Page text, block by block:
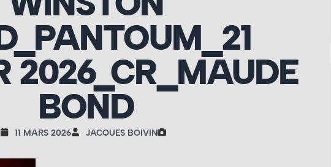
2026_CR_MAUDE
BOND
11 MARS 2026 JACQUES BOIVIN